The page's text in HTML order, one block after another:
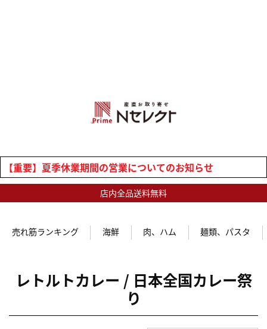
【重要】夏季休業期間の営業についてのお知らせ
店内全品送料無料
売れ筋ランキング 海鮮 肉、ハム 麺類、パスタ
レトルトカレー / 日本全国カレー祭
り